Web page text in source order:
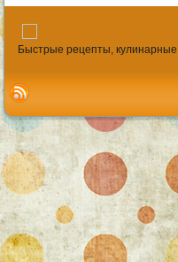
Быстрые рецепты,